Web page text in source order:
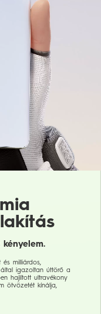
és milliárdos,
igazoltan úttörő a
hajlított ultravékony
ötvözetét kínálja,